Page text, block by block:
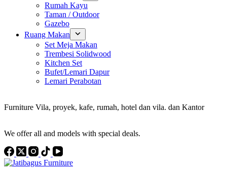
Rumah Kayu
Taman / Outdoor
Gazebo
Ruang Makan
Set Meja Makan
Trembesi Solidwood
Kitchen Set
Bufet/Lemari Dapur
Lemari Perabotan
Furniture Vila, proyek, kafe, rumah, hotel dan vila. dan Kantor
We offer all and models with special deals.